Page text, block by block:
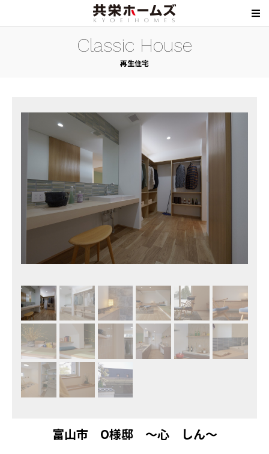
Classic House
再生住宅
富山市 O様邸 ～心 しん～